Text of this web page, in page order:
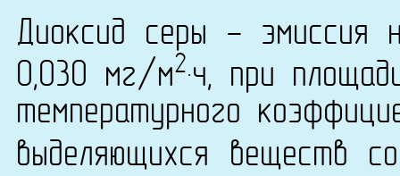
Диоксид серы - эмиссия
0,030 мг/м2·ч, при
температурного
выделяющихся веществ